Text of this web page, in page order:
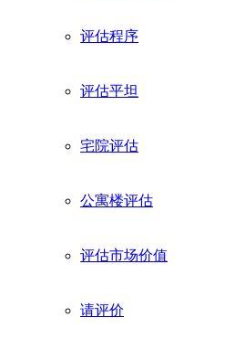
评估程序
评估平坦
宅院评估
公寓楼评估
评估市场价值
请评价